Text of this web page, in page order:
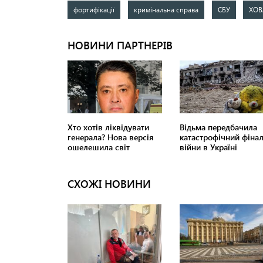
фортифікації кримінальна справа СБУ
СХОЖІ НОВИНИ